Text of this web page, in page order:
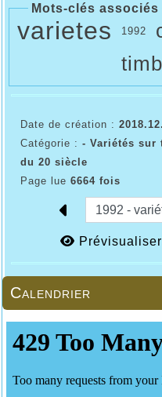
Calendrier
Mots-clés associés
varietes 1992
Date de création :
Catégorie : - Variétés sur
du 20 siècle
Page lue 6664 fois